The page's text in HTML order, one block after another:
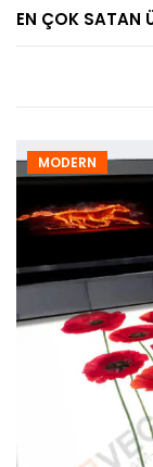
EN ÇOK SATAN
MODERN